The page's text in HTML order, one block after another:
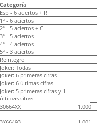
Categoría
Esp - 6 aciertos + R
1ª - 6 aciertos
2ª - 5 aciertos + C
3ª - 5 aciertos
4ª - 4 aciertos
5ª - 3 aciertos
Reintegro
Joker: Todas
Joker: 6 primeras cifras
Joker: 6 últimas cifras
Joker: 5 primeras cifras y 1
últimas cifras
30664XX
1.000
3X66493
1.001